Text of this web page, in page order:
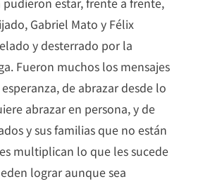
Gabriel Mato y Félix
y desterrado por la
Fueron muchos los mensajes
de abrazar desde lo
abrazar en persona, y de
y sus familias que no están
multiplican lo que les sucede
lograr aunque sea